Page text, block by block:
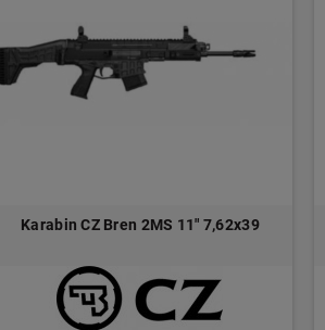
Karabin CZ Bren 2MS 11" 7,62x39